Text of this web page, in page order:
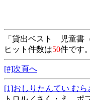
「貸出ベスト 児童書
ヒット件数は50件です
[#]次頁へ
[1]おしりたんてい む